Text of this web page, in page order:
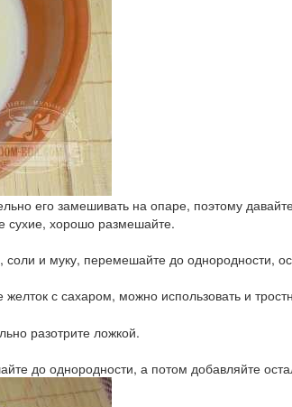
его замешивать на опаре, поэтому
сухие, хорошо размешайте.
соли и муку, перемешайте до однородности,
с сахаром, можно использовать и
разотрите ложкой.
до однородности, а потом добавляйте